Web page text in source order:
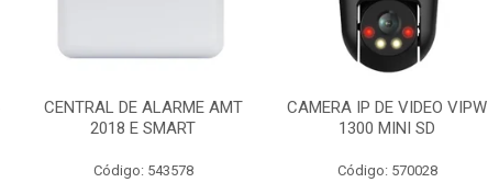
CENTRAL DE ALARME AMT
2018 E SMART
Código: 543578
CAMERA IP DE VIDEO VIPW
1300 MINI SD
Código: 570028